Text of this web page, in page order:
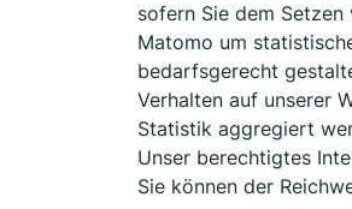
sofern Sie dem
Matomo um
bedarfsgerecht
Verhalten auf unserer
Statistik aggregiert
Unser berechtigtes
Sie können der